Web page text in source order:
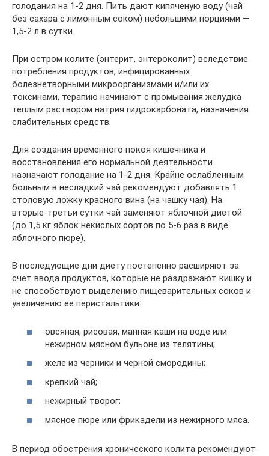
голодания на 1-2 дня. Пить дают кипяченую воду (чай
без сахара с лимонным соком) небольшими порциями —
1,5-2 л в сутки.
При остром колите (энтерит, энтероколит) вследствие
потребления продуктов, инфицированных
болезнетворными микроорганизмами и/или их
токсинами, терапию начинают с промывания желудка
теплым раствором натрия гидрокарбоната, назначения
слабительных средств.
Для создания временного покоя кишечника и
восстановления его нормальной деятельности
назначают голодание на 1-2 дня. Крайне ослабленным
больным в несладкий чай рекомендуют добавлять 1
столовую ложку красного вина (на чашку чая). На
вторые-третьи сутки чай заменяют яблочной диетой
(до 1,5 кг яблок некислых сортов по 5-6 раз в виде
яблочного пюре).
В последующие дни диету постепенно расширяют за
счет ввода продуктов, которые не раздражают кишку и
не способствуют выделению пищеварительных соков и
увеличению ее перистальтики:
овсяная, рисовая, манная каши на воде или
нежирном мясном бульоне из телятины;
желе из черники и черной смородины;
крепкий чай;
нежирный творог;
мясное пюре или фрикадели из нежирного мяса.
В период обострения хронического колита рекомендуют